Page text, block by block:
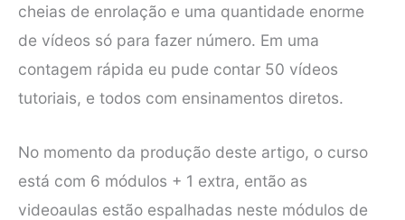
cheias de enrolação e uma quantidade enorme
de vídeos só para fazer número. Em uma
contagem rápida eu pude contar 50 vídeos
tutoriais, e todos com ensinamentos diretos.
No momento da produção deste artigo, o curso
está com 6 módulos + 1 extra, então as
videoaulas estão espalhadas neste módulos de